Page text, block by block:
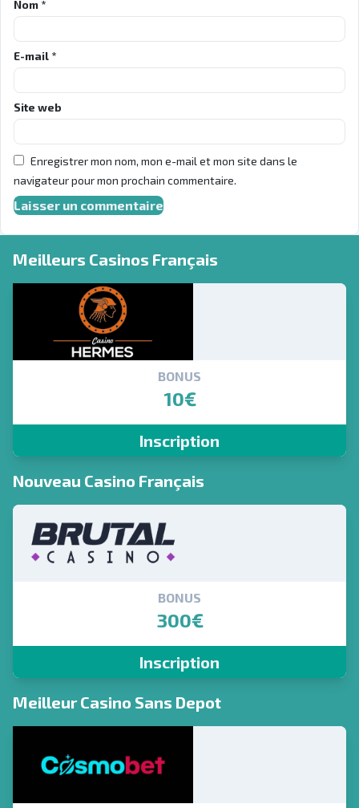
Nom *
E-mail *
Site web
Enregistrer mon nom, mon e-mail et mon site dans le
navigateur pour mon prochain commentaire.
Meilleurs Casinos Français
BONUS
10€
Inscription
Nouveau Casino Français
BONUS
300€
Inscription
Meilleur Casino Sans Depot